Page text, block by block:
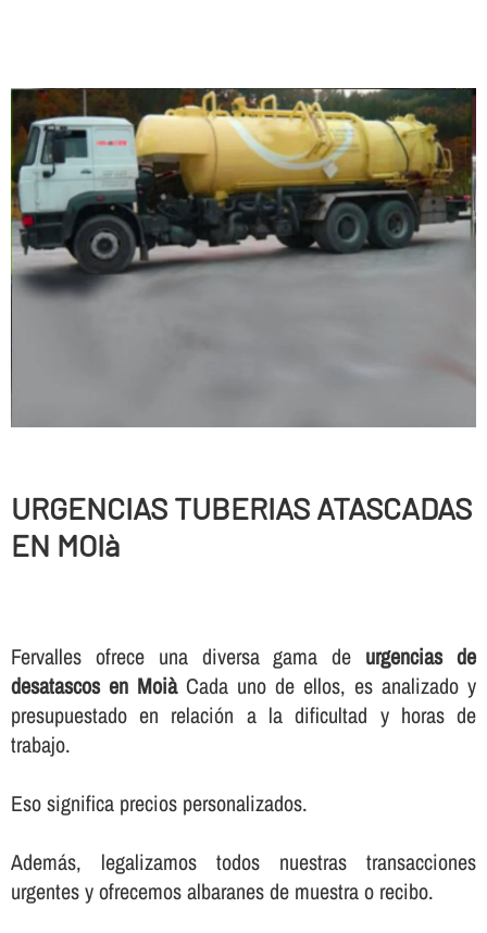
URGENCIAS TUBERIAS ATASCADAS
EN MOIà
Fervalles ofrece una diversa gama de urgencias de
desatascos en MoiàCada uno de ellos, es analizado y
presupuestado en relación a la dificultad y horas de
trabajo.
Eso significa precios personalizados.
Además, legalizamos todos nuestras transacciones
urgentes y ofrecemos albaranes de muestra o recibo.